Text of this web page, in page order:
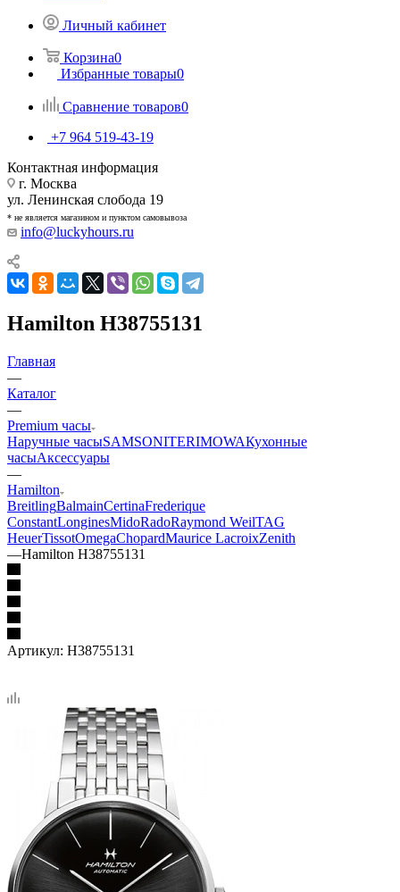
Личный кабинет
Корзина0
Избранные товары0
Сравнение товаров0
+7 964 519-43-19
Контактная информация
г. Москва
ул. Ленинская слобода 19
* не является магазином и пунктом самовывоза
info@luckyhours.ru
Hamilton H38755131
Главная
—
Каталог
—
Premium часы
Наручные часыSAMSONITERIMOWAКухонные
часыАксессуары
—
Hamilton
BreitlingBalmainCertinaFrederique
ConstantLonginesMidoRadoRaymond WeilTAG
HeuerTissotOmegaChopardMaurice LacroixZenith
—Hamilton H38755131
Артикул: H38755131